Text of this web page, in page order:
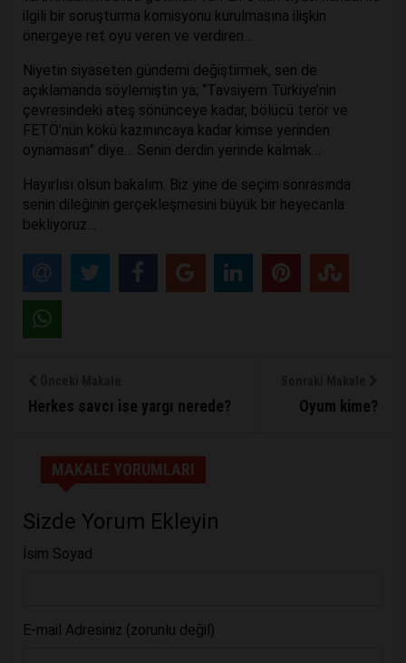
ilgili bir soruşturma komisyonu kurulmasına ilişkin
önergeye ret oyu veren ve verdiren…
Niyetin siyaseten gündemi değiştirmek, sen de
açıklamanda söylemiştin ya; “Tavsiyem Türkiye’nin
çevresindeki ateş sönünceye kadar, bölücü terör ve
FETÖ’nün kökü kazınıncaya kadar kimse yerinden
oynamasın” diye… Senin derdin yerinde kalmak…
Hayırlısı olsun bakalım. Biz yine de seçim sonrasında
senin dileğinin gerçekleşmesini büyük bir heyecanla
bekliyoruz…
Herkes savcı ise yargı nerede? Oyum kime?
MAKALE YORUMLARI
Sizde Yorum Ekleyin
İsim Soyad
E-mail Adresiniz (zorunlu değil)